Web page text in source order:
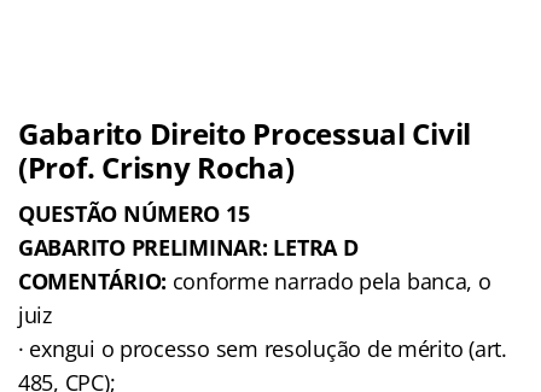
Gabarito Direito Processual Civil
(Prof. Crisny Rocha)
QUESTÃO NÚMERO 15
GABARITO PRELIMINAR: LETRA D
COMENTÁRIO: conforme narrado pela banca, o
juiz
· exngui o processo sem resolução de mérito (art.
485, CPC);